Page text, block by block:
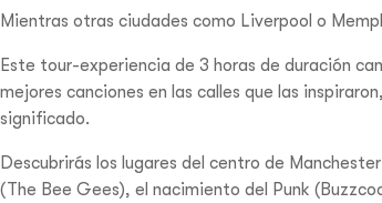
Mientras otras ciudades como Liverpool o
Este tour-experiencia de 3 horas de duración
mejores canciones en las calles que las
significado.
Descubrirás los lugares del centro de
(The Bee Gees), el nacimiento del Punk